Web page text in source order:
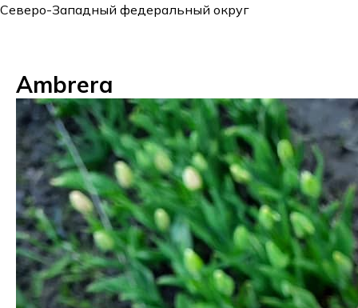
Северо-Западный федеральный округ
Ambrera